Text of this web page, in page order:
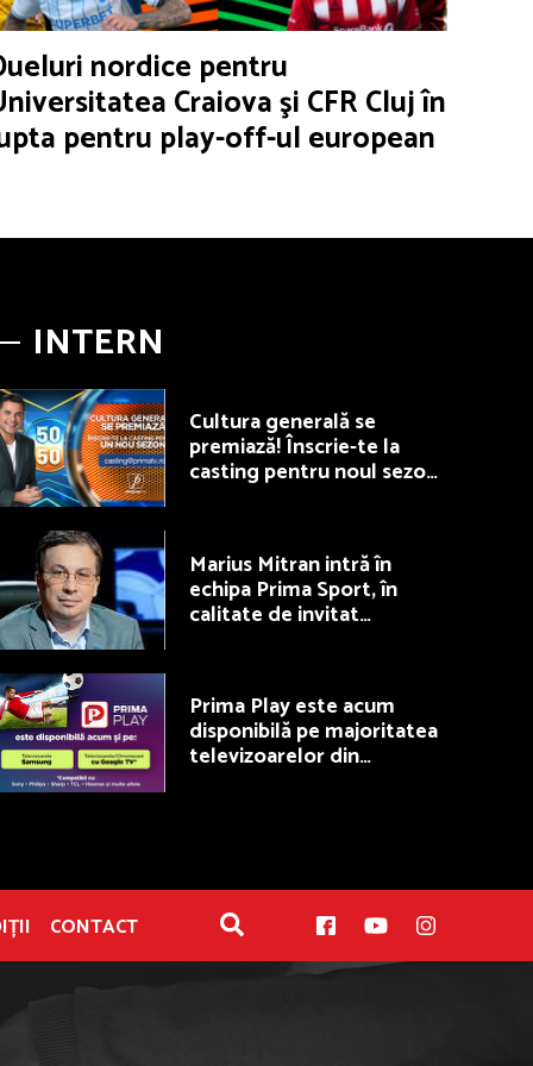
nordice pentru
Craiova şi CFR Cluj în
pentru play-off-ul european
INTERN
Cultura generală se
premiază! Înscrie-te la
casting pentru noul sezon
Marius Mitran intră în
echipa Prima Sport, în
calitate de invitat
Prima Play este acum
disponibilă pe majoritatea
televizoarelor din
CONTACT